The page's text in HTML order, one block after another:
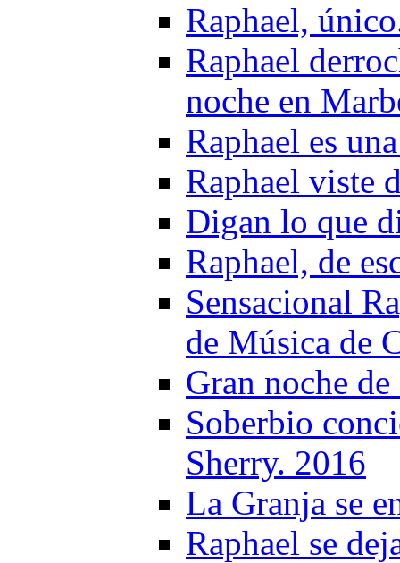
Raphael,
Raphael
noche en
Raphael es
Raphael viste
Digan lo que
Raphael, de
Sensacional
de Música de
Gran noche
Soberbio
Sherry. 2016
La Granja se
Raphael se